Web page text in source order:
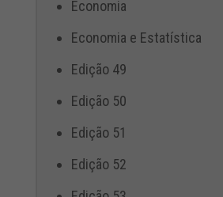
Economia
Economia e Estatística
Edição 49
Edição 50
Edição 51
Edição 52